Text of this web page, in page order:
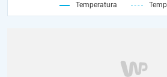
Temperatura